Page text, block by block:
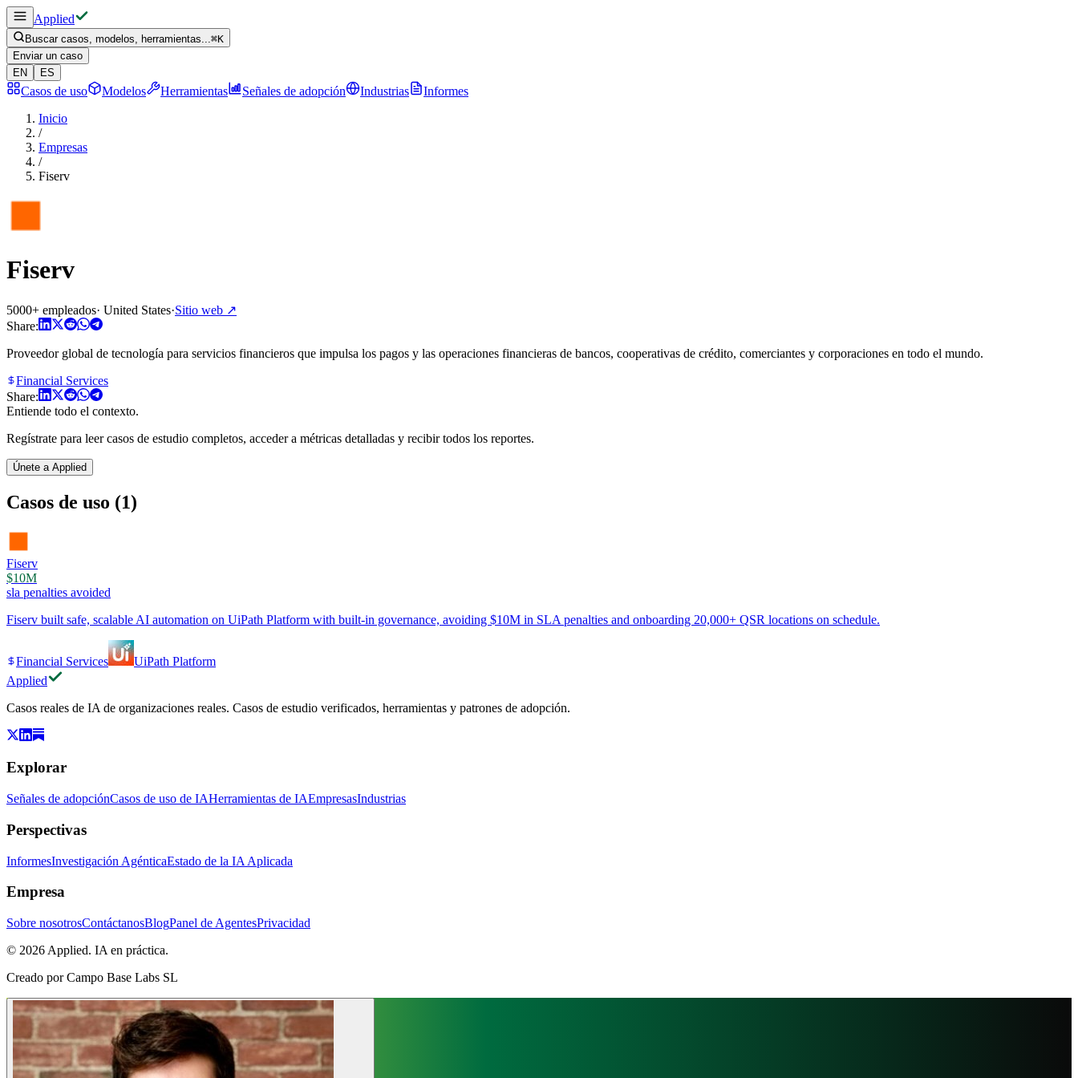
Applied
Buscar casos, modelos, herramientas...⌘K
Enviar un caso
EN
ES
Casos de uso Modelos Herramientas Señales de adopción Industrias
Informes
Inicio
/
Empresas
/
Fiserv
Fiserv
5000+ empleados· United States·Sitio web ↗
Share:
Proveedor global de tecnología para servicios financieros que impulsa los pagos y las operaciones financieras de bancos, cooperativas de crédito, comerciantes y corporaciones en todo el mundo.
Financial Services
Share:
Entiende todo el contexto.
Regístrate para leer casos de estudio completos, acceder a métricas detalladas y recibir todos los reportes.
Únete a Applied
Casos de uso (1)
Fiserv
$10M
sla penalties avoided
Fiserv built safe, scalable AI automation on UiPath Platform with built-in governance, avoiding $10M in SLA penalties and onboarding 20,000+ QSR locations on schedule.
Financial Services
UiPath Platform
Applied
Casos reales de IA de organizaciones reales. Casos de estudio verificados, herramientas y patrones de adopción.
Explorar
Señales de adopciónCasos de uso de IAHerramientas de IAEmpresasIndustrias
Perspectivas
InformesInvestigación AgénticaEstado de la IA Aplicada
Empresa
Sobre nosotrosContáctanosBlogPanel de AgentesPrivacidad
© 2026 Applied. IA en práctica.
Creado por Campo Base Labs SL